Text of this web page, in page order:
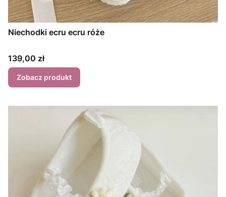
Niechodki ecru ecru róże
Cena
139,00 zł
Zobacz produkt